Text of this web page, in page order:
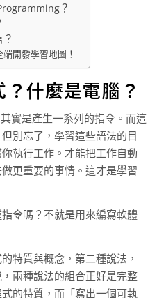
？
開發學習地圖！
什麼是電腦？
實是產生一系列的指令。而這
別忘了，學習這些語法的目
執行工作。才能把工作自動
更重要的事情。這才是學習
令嗎？不就是用來編寫軟體
特質與概念，第二種說法，
兩種說法的組合正好是完整
的特質，而「寫出一個可執